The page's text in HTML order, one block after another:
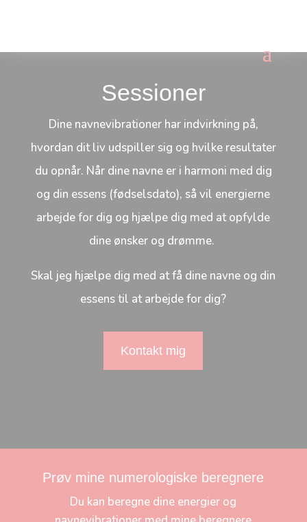
Sessioner
Dine navnevibrationer har indvirkning på,
hvordan dit liv udspiller sig og hvilke resultater
du opnår. Når dine navne er i harmoni med dig
og din essens (fødselsdato), så vil energierne
arbejde for dig og hjælpe dig med at opfylde
dine ønsker og drømme.
Skal jeg hjælpe dig med at få dine navne og din
essens til at arbejde for dig?
Kontakt mig
Prøv mine numerologiske beregnere
Du kan beregne dine energier og